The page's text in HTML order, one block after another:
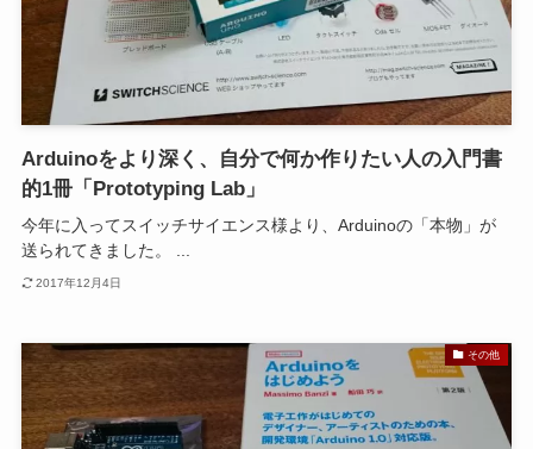
Arduinoをより深く、自分で何か作りたい人の入門書
的1冊「Prototyping Lab」
今年に入ってスイッチサイエンス様より、Arduinoの「本物」が
送られてきました。 ...
2017年12月4日
その他